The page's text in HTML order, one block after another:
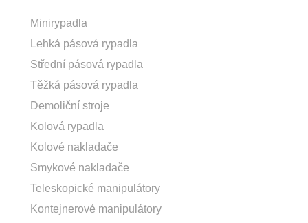
Minirypadla
Lehká pásová rypadla
Střední pásová rypadla
Těžká pásová rypadla
Demoliční stroje
Kolová rypadla
Kolové nakladače
Smykové nakladače
Teleskopické manipulátory
Kontejnerové manipulátory